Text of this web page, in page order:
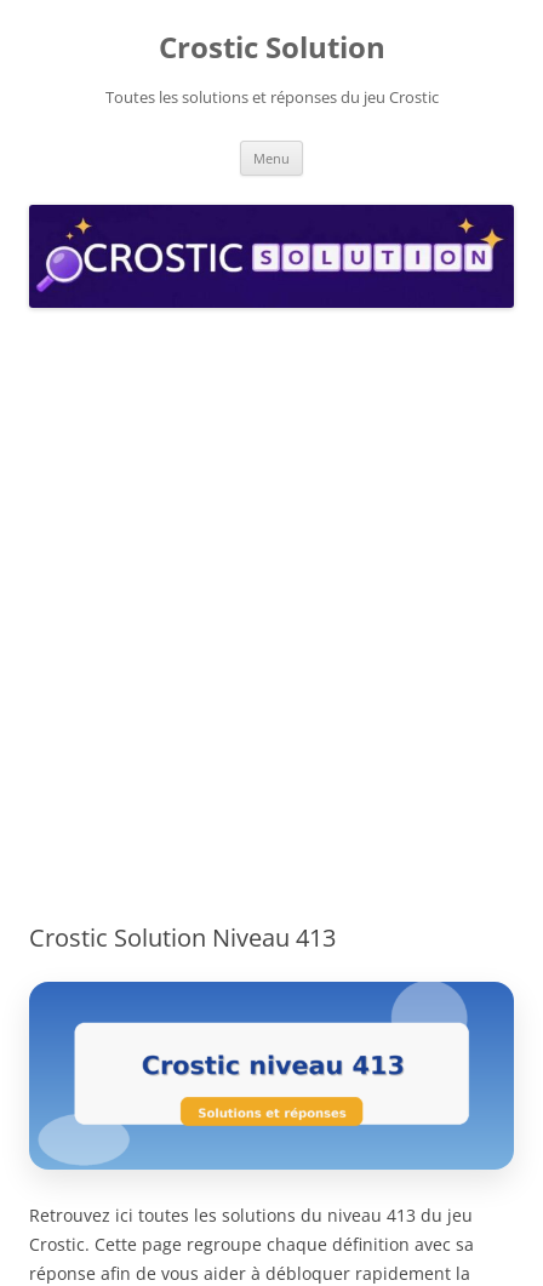
Crostic Solution
Toutes les solutions et réponses du jeu Crostic
Menu
Crostic Solution Niveau 413
Retrouvez ici toutes les solutions du niveau 413 du jeu
Crostic. Cette page regroupe chaque définition avec sa
réponse afin de vous aider à débloquer rapidement la